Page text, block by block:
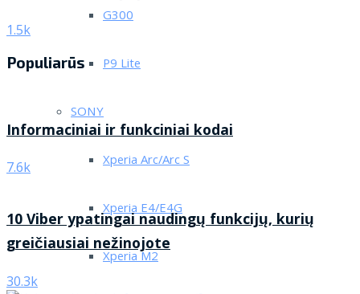
G300
P9 Lite
SONY
Xperia Arc/Arc S
Xperia E4/E4G
Xperia M2
1.5k
Populiarūs
Informaciniai ir funkciniai kodai
7.6k
10 Viber ypatingai naudingų funkcijų, kurių
greičiausiai nežinojote
30.3k